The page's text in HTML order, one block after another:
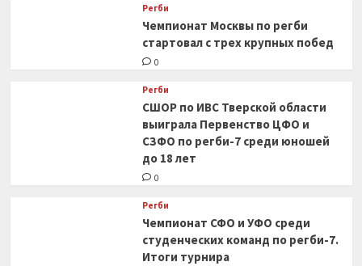
Регби
Чемпионат Москвы по регби
стартовал с трех крупных побед
0
Регби
СШОР по ИВС Тверской области
выиграла Первенство ЦФО и
СЗФО по регби-7 среди юношей
до 18 лет
0
Регби
Чемпионат СФО и УФО среди
студенческих команд по регби-7.
Итоги турнира